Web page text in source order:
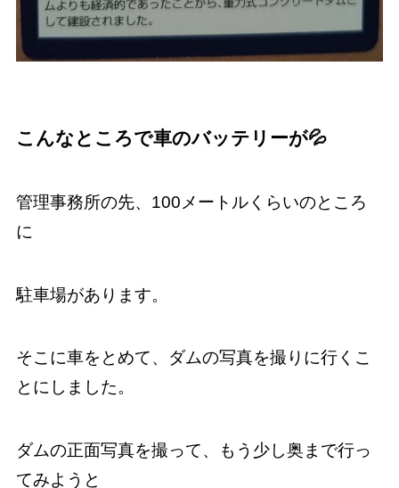
こんなところで車のバッテリーが💦
管理事務所の先、100メートルくらいのところ
に
駐車場があります。
そこに車をとめて、ダムの写真を撮りに行くこ
とにしました。
ダムの正面写真を撮って、もう少し奥まで行っ
てみようと